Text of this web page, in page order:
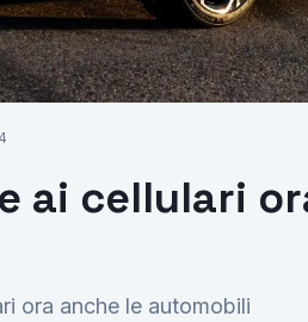
ai cellulari
ora anche le automobili